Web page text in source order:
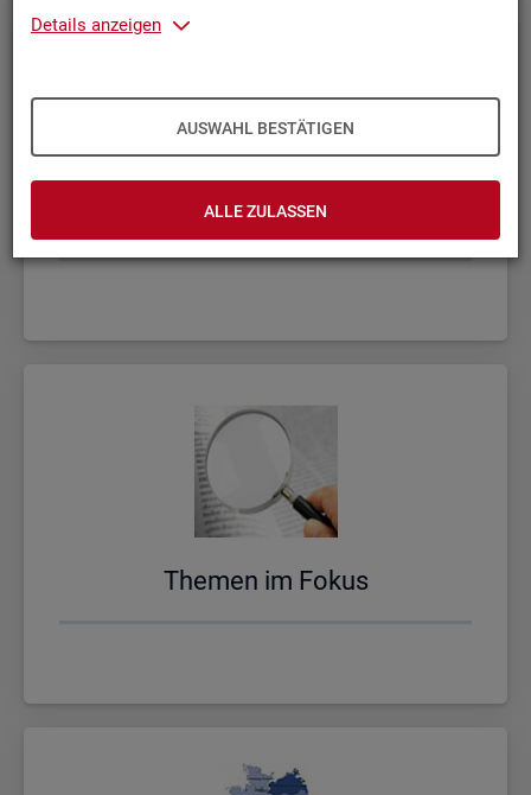
Details anzeigen
AUSWAHL BESTÄTIGEN
ALLE ZULASSEN
Fach­sta­tis­ti­ken
The­men im Fokus